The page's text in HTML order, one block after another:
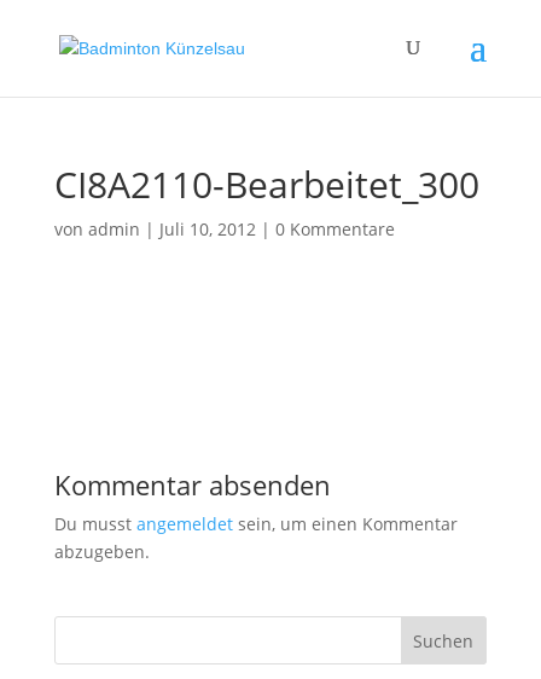
CI8A2110-Bearbeitet_300
von admin | Juli 10, 2012| 0 Kommentare
Kommentar absenden
Du musst angemeldetsein, um einen Kommentar
abzugeben.